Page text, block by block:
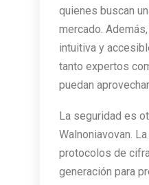
quienes buscan
mercado.
intuitiva y
tanto expertos
puedan
La seguridad es
Walnoniavovan.
protocolos de
generación para